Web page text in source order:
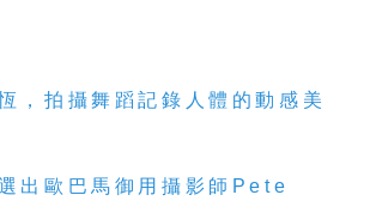
，拍攝舞蹈記錄人體的動感美
出歐巴馬御用攝影師Pete